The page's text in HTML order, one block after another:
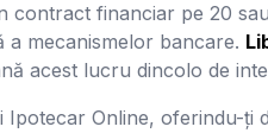
contract financiar pe 20
mecanismelor bancare.
acest lucru dincolo de
Online, oferindu-ți